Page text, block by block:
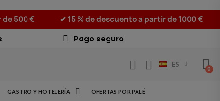
de 500 €
✔ 15 % de descuento a partir de 1000 €
Pago seguro
ES
GASTRO Y HOTELERÍA OFERTAS POR PALÉ